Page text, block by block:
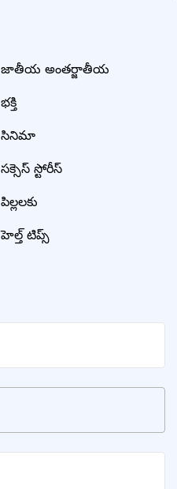
జాతీయ అంతర్జాతీయ
భక్తి
సినిమా
సక్సెస్ స్టోరీస్
పిల్లలకు
హెల్త్ టిప్స్